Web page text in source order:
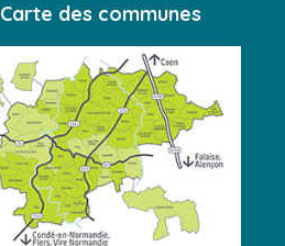
Carte des communes